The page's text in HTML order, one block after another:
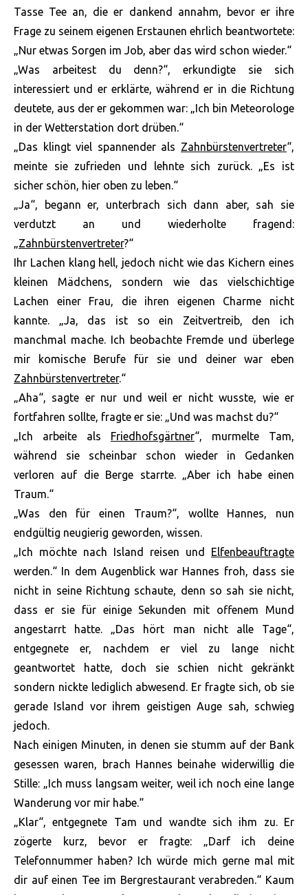
Tasse Tee an, die er dankend annahm, bevor er ihre
Frage zu seinem eigenen Erstaunen ehrlich beantwortete:
„Nur etwas Sorgen im Job, aber das wird schon wieder.“
„Was arbeitest du denn?“, erkundigte sie sich
interessiert und er erklärte, während er in die Richtung
deutete, aus der er gekommen war: „Ich bin Meteorologe
in der Wetterstation dort drüben.“
„Das klingt viel spannender als Zahnbürstenvertreter“,
meinte sie zufrieden und lehnte sich zurück. „Es ist
sicher schön, hier oben zu leben.“
„Ja“, begann er, unterbrach sich dann aber, sah sie
verdutzt an und wiederholte fragend:
„Zahnbürstenvertreter?“
Ihr Lachen klang hell, jedoch nicht wie das Kichern eines
kleinen Mädchens, sondern wie das vielschichtige
Lachen einer Frau, die ihren eigenen Charme nicht
kannte. „Ja, das ist so ein Zeitvertreib, den ich
manchmal mache. Ich beobachte Fremde und überlege
mir komische Berufe für sie und deiner war eben
Zahnbürstenvertreter.“
„Aha“, sagte er nur und weil er nicht wusste, wie er
fortfahren sollte, fragte er sie: „Und was machst du?“
„Ich arbeite als
Friedhofsgärtner“, murmelte Tam,
während sie scheinbar schon wieder in Gedanken
verloren auf die Berge starrte. „Aber ich habe einen
Traum.“
„Was den für einen Traum?“, wollte Hannes, nun
endgültig neugierig geworden, wissen.
„Ich möchte nach Island reisen und
Elfenbeauftragte
werden.“ In dem Augenblick war Hannes froh, dass sie
nicht in seine Richtung schaute, denn so sah sie nicht,
dass er sie für einige Sekunden mit offenem Mund
angestarrt hatte. „Das hört man nicht alle Tage“,
entgegnete er, nachdem er viel zu lange nicht
geantwortet hatte, doch sie schien nicht gekränkt
sondern nickte lediglich abwesend. Er fragte sich, ob sie
gerade Island vor ihrem geistigen Auge sah, schwieg
jedoch.
Nach einigen Minuten, in denen sie stumm auf der Bank
gesessen waren, brach Hannes beinahe widerwillig die
Stille: „Ich muss langsam weiter, weil ich noch eine lange
Wanderung vor mir habe.“
„Klar“, entgegnete Tam und wandte sich ihm zu. Er
zögerte kurz, bevor er fragte: „Darf ich deine
Telefonnummer haben? Ich würde mich gerne mal mit
dir auf einen Tee im Bergrestaurant verabreden.“ Kaum